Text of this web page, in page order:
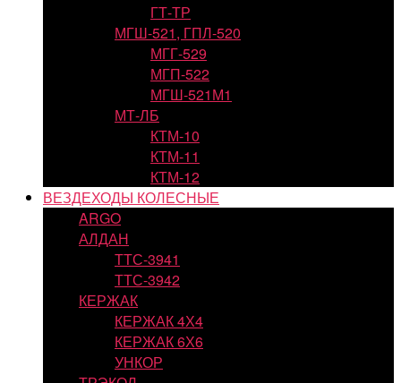
ГТ-ТР
МГШ-521, ГПЛ-520
МГГ-529
МГП-522
МГШ-521М1
МТ-ЛБ
КТМ-10
КТМ-11
КТМ-12
ВЕЗДЕХОДЫ КОЛЕСНЫЕ
ARGO
АЛДАН
ТТС-3941
ТТС-3942
КЕРЖАК
КЕРЖАК 4Х4
КЕРЖАК 6Х6
УНКОР